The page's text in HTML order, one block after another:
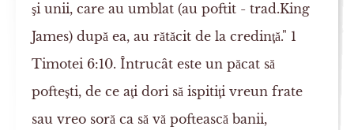
şi unii, care au umblat (au poftit - trad.King
James) după ea, au rătăcit de la credinţă." 1
Timotei 6:10. Întrucât este un păcat să
pofteşti, de ce aţi dori să ispitiţi vreun frate
sau vreo soră ca să vă poftească banii,